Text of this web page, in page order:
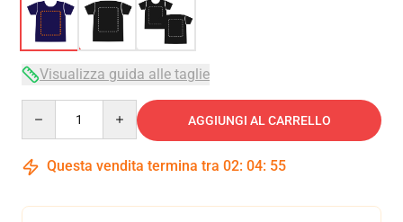
Visualizza guida alle taglie
AGGIUNGI AL CARRELLO
Questa vendita termina tra 02: 04: 54